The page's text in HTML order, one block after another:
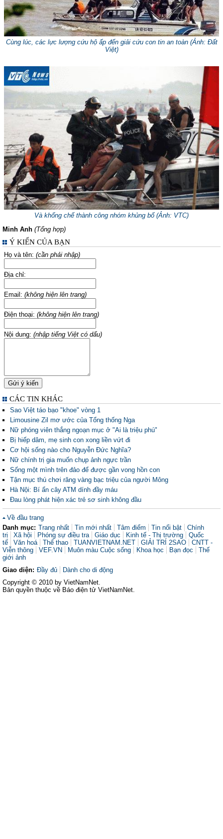
Cùng lúc, các lực lượng cứu hộ ấp đến giải cứu con tin an toàn (Ảnh: Đất
Việt)
Và khống chế thành công nhóm khủng bố (Ảnh: VTC)
Minh Anh (Tổng hợp)
Ý KIẾN CỦA BẠN
Họ và tên: (cần phải nhập)
Địa chỉ:
Email: (không hiện lên trang)
Điện thoại: (không hiện lên trang)
Nội dung: (nhập tiếng Việt có dấu)
CÁC TIN KHÁC
Sao Việt táo bạo "khoe" vòng 1
Limousine Zil mơ ước của Tổng thống Nga
Nữ phóng viên thắng ngoạn mục ở "Ai là triệu phú"
Bị hiếp dâm, mẹ sinh con xong liền vứt đi
Cơ hội sống nào cho Nguyễn Đức Nghĩa?
Nữ chính trị gia muốn chụp ảnh ngực trần
Sống một mình trên đảo để được gần vong hồn con
Tận mục thú chơi răng vàng bạc triệu của người Mông
Hà Nội: Bí ẩn cây ATM dính đầy máu
Đau lòng phát hiện xác trẻ sơ sinh không đầu
Về đầu trang
Danh mục: Trang nhất Tin mới nhất Tâm điểm Tin nổi bật
Chính
trị
Xã hội Phóng sự điều tra Giáo dục Kinh tế - Thị trường
Quốc
tế
Văn hoá Thể thao TUANVIETNAM.NET GIẢI TRÍ 2SAO
CNTT -
Viễn thông
VEF.VN Muôn màu Cuộc sống Khoa học Bạn đọc
Thế
giới ảnh
Giao diện: Đầy đủ
Dành cho di động
Copyright © 2010 by VietNamNet.
Bản quyền thuộc về Báo điện tử VietNamNet.